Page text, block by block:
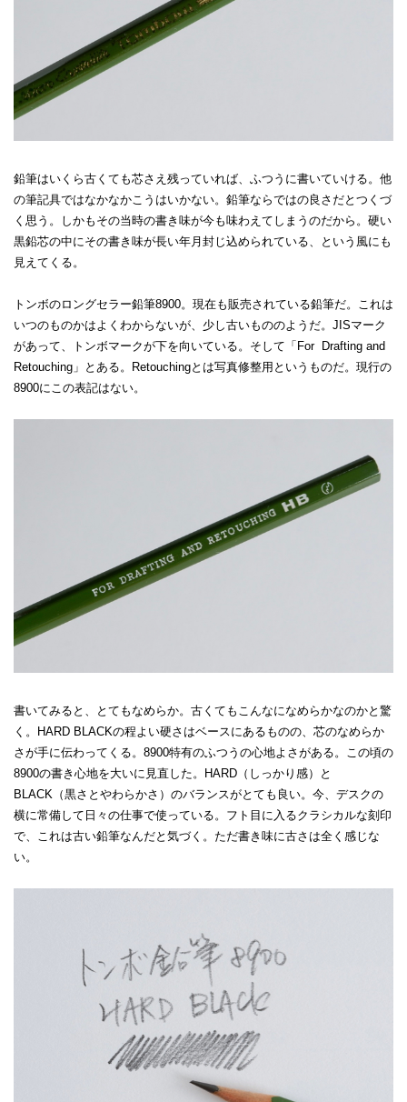
鉛筆はいくら古くても芯さえ残っていれば、ふつうに書いていける。他
の筆記具ではなかなかこうはいかない。鉛筆ならではの良さだとつくづ
く思う。しかもその当時の書き味が今も味わえてしまうのだから。硬い
黒鉛芯の中にその書き味が長い年月封じ込められている、という風にも
見えてくる。
トンボのロングセラー鉛筆8900。現在も販売されている鉛筆だ。これは
いつのものかはよくわからないが、少し古いもののようだ。JISマーク
があって、トンボマークが下を向いている。そして「For Drafting and
Retouching」とある。Retouchingとは写真修整用というものだ。現行の
8900にこの表記はない。
書いてみると、とてもなめらか。古くてもこんなになめらかなのかと驚
く。HARD BLACKの程よい硬さはベースにあるものの、芯のなめらか
さが手に伝わってくる。8900特有のふつうの心地よさがある。この頃の
8900の書き心地を大いに見直した。HARD（しっかり感）と
BLACK（黒さとやわらかさ）のバランスがとても良い。今、デスクの
横に常備して日々の仕事で使っている。フト目に入るクラシカルな刻印
で、これは古い鉛筆なんだと気づく。ただ書き味に古さは全く感じな
い。